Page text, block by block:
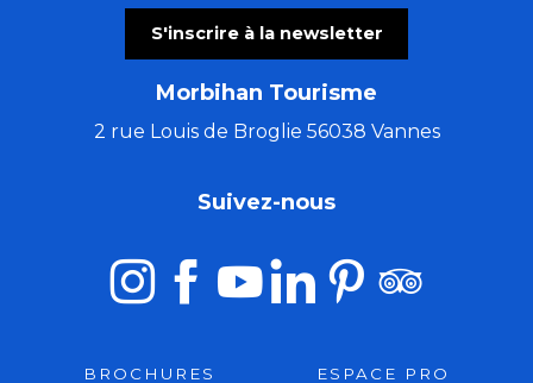
S'inscrire à la newsletter
Morbihan Tourisme
2 rue Louis de Broglie 56038 Vannes
Suivez-nous
BROCHURES ESPACE PRO